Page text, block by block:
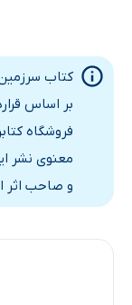
کتاب
بر اساس
فروشگاه
معنوی نشر
و صاحب اثر